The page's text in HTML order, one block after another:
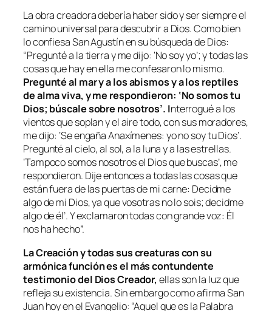
La obra creadora debería haber sido y ser siempre el
camino universal para descubrir a Dios. Como bien
lo confiesa San Agustín en su búsqueda de Dios:
“Pregunté a la tierra y me dijo: ‘No soy yo’; y todas las
cosas que hay en ella me confesaron lo mismo.
Pregunté al mar y a los abismos y a los reptiles
de alma viva, y me respondieron: ‘No somos tu
Dios; búscale sobre nosotros’. Interrogué a los
vientos que soplan y el aire todo, con sus moradores,
me dijo: ‘Se engaña Anaxímenes: yo no soy tu Dios’.
Pregunté al cielo, al sol, a la luna y a las estrellas.
‘Tampoco somos nosotros el Dios que buscas’, me
respondieron. Dije entonces a todas las cosas que
están fuera de las puertas de mi carne: Decidme
algo de mi Dios, ya que vosotras no lo sois; decidme
algo de él’. Y exclamaron todas con grande voz: Él
nos ha hecho”.
La Creación y todas sus creaturas con su
armónica función es el más contundente
testimonio del Dios Creador, ellas son la luz que
refleja su existencia. Sin embargo como afirma San
Juan hoy en el Evangelio: “Aquel que es la Palabra